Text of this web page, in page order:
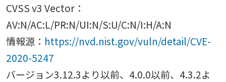
CVSS v3 Vector：
AV:N/AC:L/PR:N/UI:N/S:U/C:N/I:H/A:N
情報源： https://nvd.nist.gov/vuln/detail/CVE-
2020-5247
バージョン3.12.3より以前、4.0.0以前、4.3.2よ